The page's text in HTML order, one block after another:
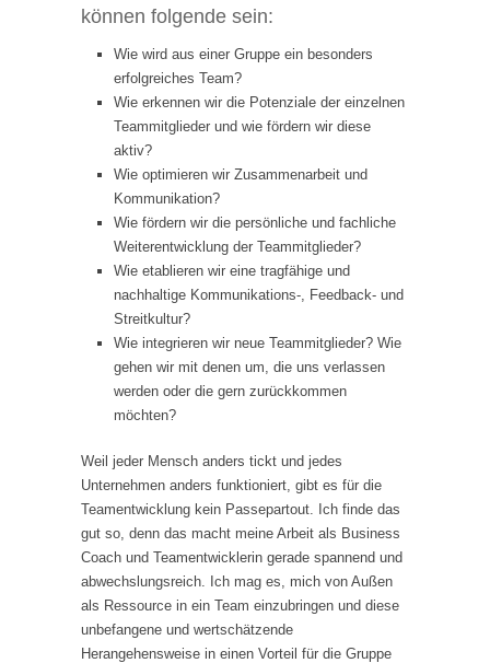
können folgende sein:
Wie wird aus einer Gruppe ein besonders
erfolgreiches Team?
Wie erkennen wir die Potenziale der einzelnen
Teammitglieder und wie fördern wir diese
aktiv?
Wie optimieren wir Zusammenarbeit und
Kommunikation?
Wie fördern wir die persönliche und fachliche
Weiterentwicklung der Teammitglieder?
Wie etablieren wir eine tragfähige und
nachhaltige Kommunikations-, Feedback- und
Streitkultur?
Wie integrieren wir neue Teammitglieder? Wie
gehen wir mit denen um, die uns verlassen
werden oder die gern zurückkommen
möchten?
Weil jeder Mensch anders tickt und jedes
Unternehmen anders funktioniert, gibt es für die
Teamentwicklung kein Passepartout. Ich finde das
gut so, denn das macht meine Arbeit als Business
Coach und Teamentwicklerin gerade spannend und
abwechslungsreich. Ich mag es, mich von Außen
als Ressource in ein Team einzubringen und diese
unbefangene und wertschätzende
Herangehensweise in einen Vorteil für die Gruppe